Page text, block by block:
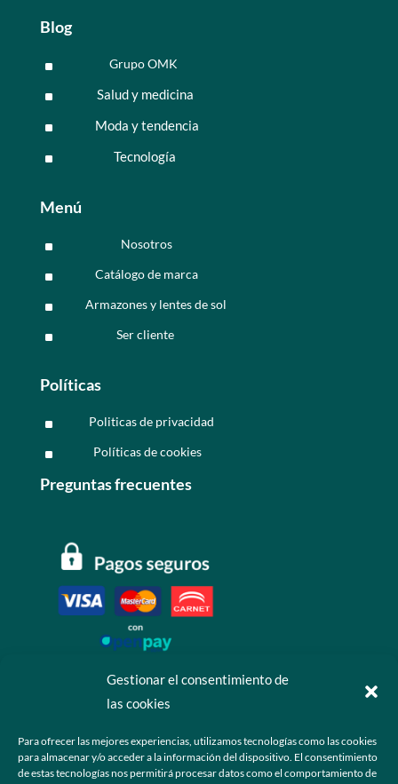
Gestionar el consentimiento de
las cookies
Para ofrecer las mejores experiencias, utilizamos tecnologías como las cookies
para almacenar y/o acceder a la información del dispositivo. El consentimiento
de estas tecnologías nos permitirá procesar datos como el comportamiento de
Blog
^ Grupo OMK
^ Salud y medicina
^ Moda y tendencia
^ Tecnología
Menú
^ Nosotros
^ Catálogo de marca
^ Armazones y lentes de sol
^ Ser cliente
Políticas
^ Politicas de privacidad
^ Políticas de cookies
Preguntas frecuentes
 +52 55 6173 7725 (Ventas)